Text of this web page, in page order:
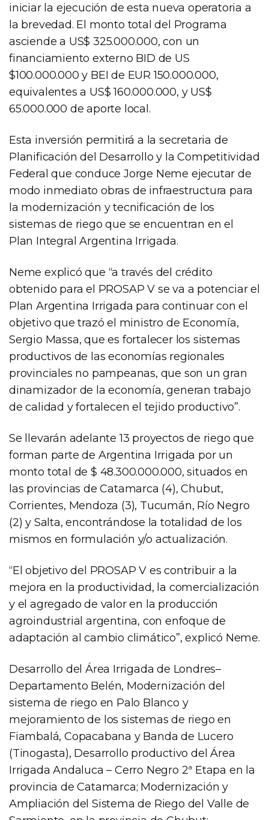
iniciar la ejecución de esta nueva operatoria a
la brevedad. El monto total del Programa
asciende a US$ 325.000.000, con un
financiamiento externo BID de US
$100.000.000 y BEI de EUR 150.000.000,
equivalentes a US$ 160.000.000, y US$
65.000.000 de aporte local.
Esta inversión permitirá a la secretaria de
Planificación del Desarrollo y la Competitividad
Federal que conduce Jorge Neme ejecutar de
modo inmediato obras de infraestructura para
la modernización y tecnificación de los
sistemas de riego que se encuentran en el
Plan Integral Argentina Irrigada.
Neme explicó que “a través del crédito
obtenido para el PROSAP V se va a potenciar el
Plan Argentina Irrigada para continuar con el
objetivo que trazó el ministro de Economía,
Sergio Massa, que es fortalecer los sistemas
productivos de las economías regionales
provinciales no pampeanas, que son un gran
dinamizador de la economía, generan trabajo
de calidad y fortalecen el tejido productivo”.
Se llevarán adelante 13 proyectos de riego que
forman parte de Argentina Irrigada por un
monto total de $ 48.300.000.000, situados en
las provincias de Catamarca (4), Chubut,
Corrientes, Mendoza (3), Tucumán, Río Negro
(2) y Salta, encontrándose la totalidad de los
mismos en formulación y/o actualización.
“El objetivo del PROSAP V es contribuir a la
mejora en la productividad, la comercialización
y el agregado de valor en la producción
agroindustrial argentina, con enfoque de
adaptación al cambio climático”, explicó Neme.
Desarrollo del Área Irrigada de Londres–
Departamento Belén, Modernización del
sistema de riego en Palo Blanco y
mejoramiento de los sistemas de riego en
Fiambalá, Copacabana y Banda de Lucero
(Tinogasta), Desarrollo productivo del Área
Irrigada Andaluca – Cerro Negro 2ª Etapa en la
provincia de Catamarca; Modernización y
Ampliación del Sistema de Riego del Valle de